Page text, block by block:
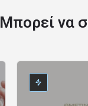
Μπορεί να